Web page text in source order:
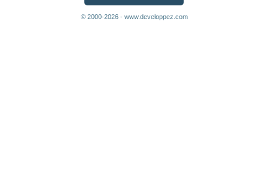
© 2000-2026 - www.developpez.com